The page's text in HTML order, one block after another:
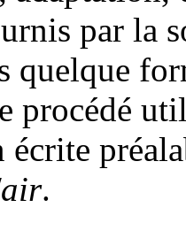
par la
quelque
procédé
.